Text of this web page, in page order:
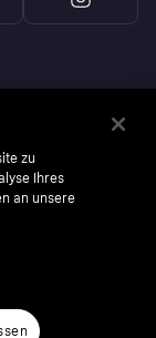
zu
Ihres
an unsere